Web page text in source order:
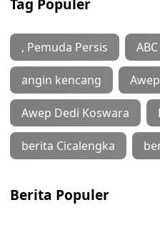
Tag Populer
, Pemuda Persis ABC
angin kencang
Awep Dedi Koswara
berita Cicalengka
Berita Populer